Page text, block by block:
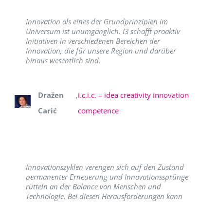
Innovation als eines der Grundprinzipien im
Universum ist unumgänglich. I3 schafft proaktiv
Initiativen in verschiedenen Bereichen der
Innovation, die für unsere Region und darüber
hinaus wesentlich sind.
Dražen
Carić
,i.c.i.c. – idea creativity innovation
competence
Innovationszyklen verengen sich auf den Zustand
permanenter Erneuerung und Innovationssprünge
rütteln an der Balance von Menschen und
Technologie. Bei diesen Herausforderungen kann